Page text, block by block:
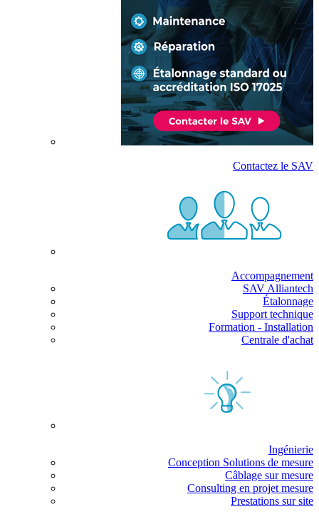
Contactez le SAV
Accompagnement
SAV Alliantech
Étalonnage
Support technique
Formation - Installation
Centrale d'achat
Ingénierie
Conception Solutions de mesure
Câblage sur mesure
Consulting en projet mesure
Prestations sur site